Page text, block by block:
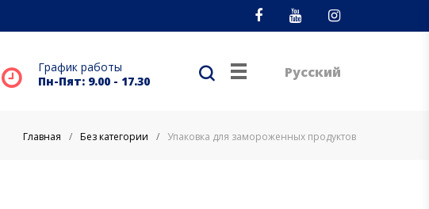
График работы
Пн-Пят: 9.00 - 17.30
Русский
Главная / Без категории / Упаковка для замороженных продуктов